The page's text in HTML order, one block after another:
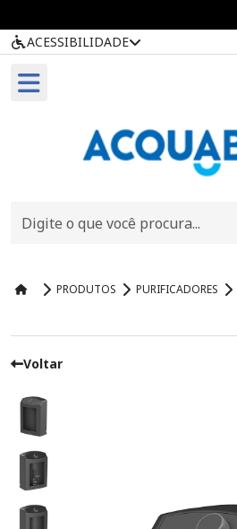
ACESSIBILIDADE
PRODUTOS PURIFICADORES
Voltar